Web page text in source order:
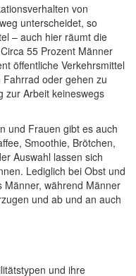
von
unterscheidet, so
– auch hier räumt die
55 Prozent Männer
öffentliche Verkehrsmittel
oder gehen zu
zur Arbeit keineswegs
und Frauen gibt es auch
Smoothie, Brötchen,
Auswahl lassen sich
Lediglich bei Obst und
Männer, während Männer
und ab und an auch
und ihre